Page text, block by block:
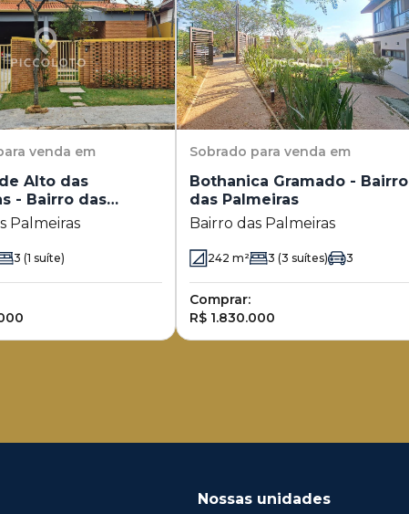
venda em
Alto das
- Bairro das
Palmeiras
3 (1 suíte)
Sobrado para venda em
Bothanica Gramado - Bairro
das Palmeiras
Bairro das Palmeiras
242 m² 3 (3 suítes) 3
Comprar:
R$ 1.830.000
Nossas unidades